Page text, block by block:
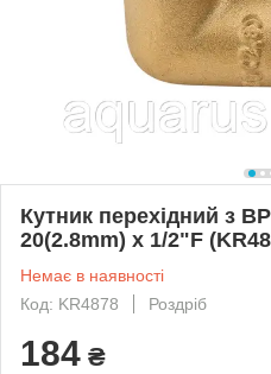
Кутник перехідний з
20(2.8mm) x 1/2"F
Немає в наявності
Код: KR4878
Роздріб
184 ₴